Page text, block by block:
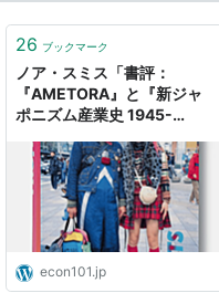
26 ブックマーク
ノア・スミス「書評：
『AMETORA』と『新ジャ
ポニズム産業史 1945-
日）
econ101.jp